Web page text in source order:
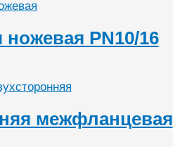
PN10/16
межфланцевая